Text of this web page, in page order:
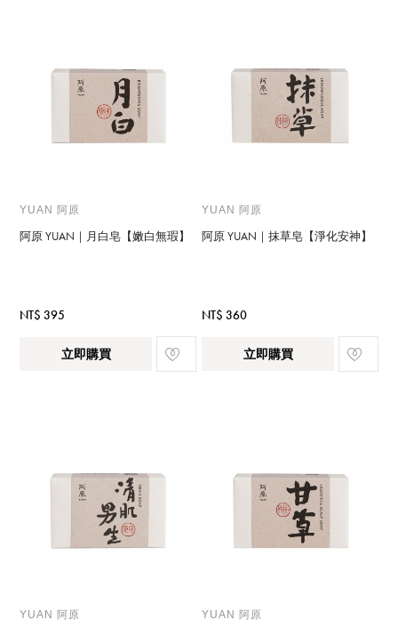
YUAN 阿原
阿原 YUAN｜月白皂【嫩白無瑕】
NT$ 395
立即購買
YUAN 阿原
阿原 YUAN｜抹草皂【淨化安神】
NT$ 360
立即購買
YUAN 阿原 YUAN 阿原